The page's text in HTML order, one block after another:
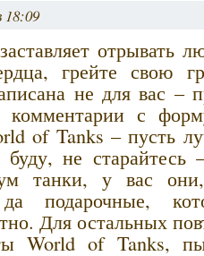
18:09
отрывать
грейте свою
не для вас –
с
of Tanks – пусть
буду, не
танки, у вас они,
да подарочные,
Для остальных
World of Tanks,